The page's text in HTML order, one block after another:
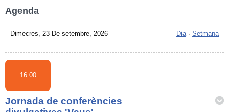
Agenda
Dimecres, 23 De setembre, 2026 Dia · Setmana
16:00
Jornada de conferències